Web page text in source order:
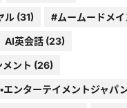
ル (31) #ムームードメイ
AI英会話 (23)
ント (26)
エンターテイメントジャパ